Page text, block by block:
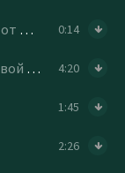
0:14
4:20
1:45
2:26